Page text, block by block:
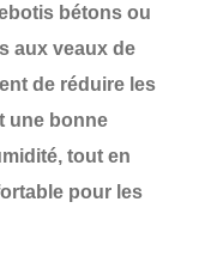
bétons ou
aux veaux de
de réduire les
une bonne
tout en
pour les